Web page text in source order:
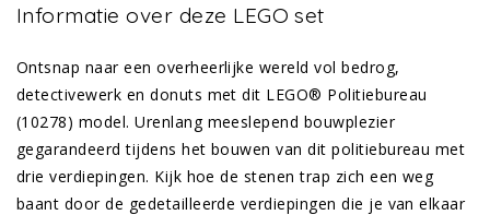
Informatie over deze LEGO set
Ontsnap naar een overheerlijke wereld vol bedrog,
detectivewerk en donuts met dit LEGO® Politiebureau
(10278) model. Urenlang meeslepend bouwplezier
gegarandeerd tijdens het bouwen van dit politiebureau met
drie verdiepingen. Kijk hoe de stenen trap zich een weg
baant door de gedetailleerde verdiepingen die je van elkaar